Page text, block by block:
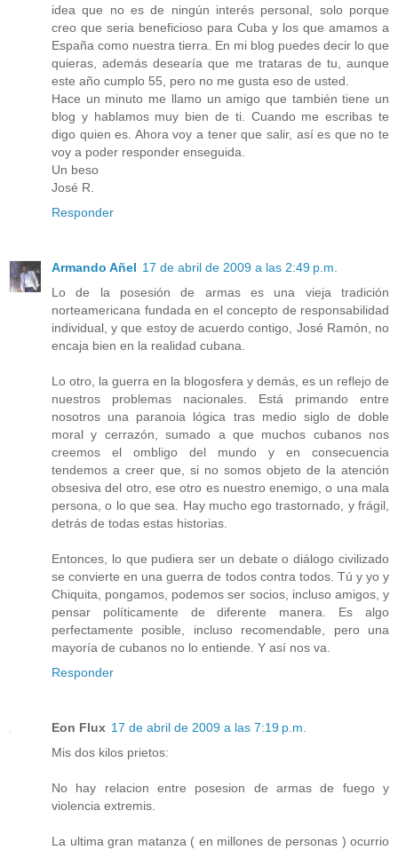
idea que no es de ningún interés personal, solo porque
creo que seria beneficioso para Cuba y los que amamos a
España como nuestra tierra. En mi blog puedes decir lo que
quieras, además desearía que me trataras de tu, aunque
este año cumplo 55, pero no me gusta eso de usted.
Hace un minuto me llamo un amigo que también tiene un
blog y hablamos muy bien de ti. Cuando me escribas te
digo quien es. Ahora voy a tener que salir, así es que no te
voy a poder responder enseguida.
Un beso
José R.
Responder
Armando Añel 17 de abril de 2009 a las 2:49 p.m.
Lo de la posesión de armas es una vieja tradición
norteamericana fundada en el concepto de responsabilidad
individual, y que estoy de acuerdo contigo, José Ramón, no
encaja bien en la realidad cubana.
Lo otro, la guerra en la blogosfera y demás, es un reflejo de
nuestros problemas nacionales. Está primando entre
nosotros una paranoia lógica tras medio siglo de doble
moral y cerrazón, sumado a que muchos cubanos nos
creemos el ombligo del mundo y en consecuencia
tendemos a creer que, si no somos objeto de la atención
obsesiva del otro, ese otro es nuestro enemigo, o una mala
persona, o lo que sea. Hay mucho ego trastornado, y frágil,
detrás de todas estas historias.
Entonces, lo que pudiera ser un debate o diálogo civilizado
se convierte en una guerra de todos contra todos. Tú y yo y
Chiquita, pongamos, podemos ser socios, incluso amigos, y
pensar políticamente de diferente manera. Es algo
perfectamente posible, incluso recomendable, pero una
mayoría de cubanos no lo entiende. Y así nos va.
Responder
Eon Flux 17 de abril de 2009 a las 7:19 p.m.
Mis dos kilos prietos:
No hay relacion entre posesion de armas de fuego y
violencia extremis.
La ultima gran matanza ( en millones de personas ) ocurrio